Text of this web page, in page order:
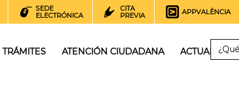
SEDE
ELECTRÓNICA
CITA
PREVIA
APPVALÈNCIA
TRÁMITES ATENCIÓN CIUDADANA ACTUALIDAD